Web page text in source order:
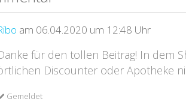
am 06.04.2020 um 12:48 Uhr
für den tollen Beitrag! In dem
Discounter oder Apotheke
Gemeldet